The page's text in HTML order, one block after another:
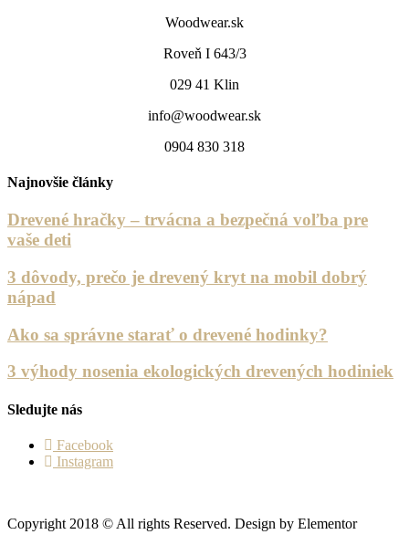
Woodwear.sk
Roveň I 643/3
029 41 Klin
info@woodwear.sk
0904 830 318
Najnovšie články
Drevené hračky – trvácna a bezpečná voľba pre
vaše deti
3 dôvody, prečo je drevený kryt na mobil dobrý
nápad
Ako sa správne starať o drevené hodinky?
3 výhody nosenia ekologických drevených hodiniek
Sledujte nás
Facebook
Instagram
Copyright 2018 © All rights Reserved. Design by Elementor